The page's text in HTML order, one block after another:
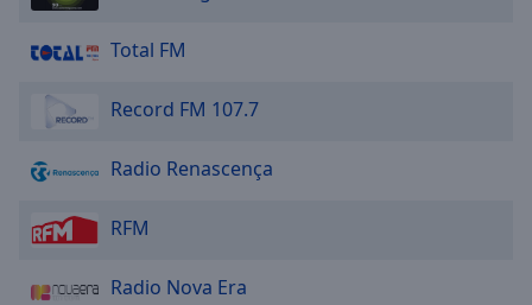
Color
Size
Text
Style
Total FM
Record FM 107.7
Radio Renascença
RFM
Radio Nova Era